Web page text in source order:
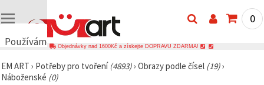
Používáme
🍪
Používáme
0
Objednávky nad 1600Kč a získejte DOPRAVU ZDARMA!
EM ART › Potřeby pro tvoření (4893)› Obrazy podle čísel (19)›
Náboženské (0)